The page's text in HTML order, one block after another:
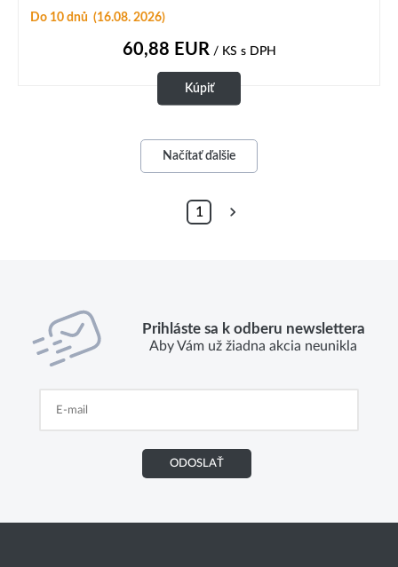
Do 10 dnů (16.08. 2026)
60,88 EUR/ KS s DPH
Kúpiť
Načítať ďalšie
1
Prihláste sa k odberu newslettera
Aby Vám už žiadna akcia neunikla
ODOSLAŤ